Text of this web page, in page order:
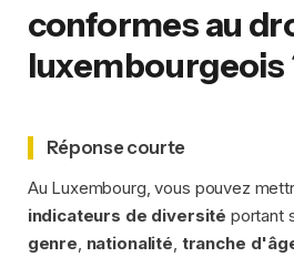
conformes au
luxembourgeois
Réponse courte
Au Luxembourg, vous pouvez
indicateurs de diversité portant
genre nationalité tranche